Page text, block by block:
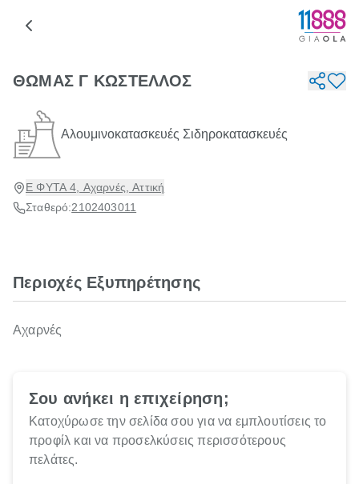
ΘΩΜΑΣ Γ ΚΩΣΤΕΛΛΟΣ
Αλουμινοκατασκευές Σιδηροκατασκευές
Ε ΦΥΤΑ 4, Αχαρνές, Αττική
Σταθερό:2102403011
Περιοχές Εξυπηρέτησης
Αχαρνές
Σου ανήκει η επιχείρηση;
Κατοχύρωσε την σελίδα σου για να εμπλουτίσεις το
προφίλ και να προσελκύσεις περισσότερους
πελάτες.